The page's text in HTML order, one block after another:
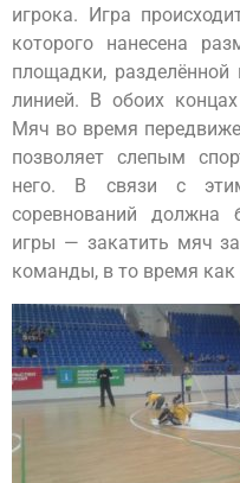
игрока. Игра
которого нанесена
площадки,
линией. В обоих
Мяч во время
позволяет слепым
него. В связи с
соревнований
игры — закатить мяч
команды, в то время